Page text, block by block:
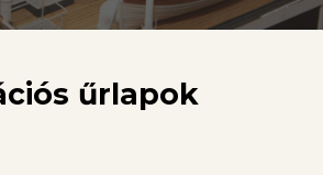
űrlapok